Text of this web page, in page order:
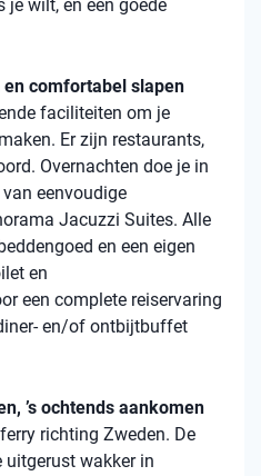
je wilt, en een goede
comfortabel slapen
faciliteiten om je
Er zijn restaurants,
Overnachten doe je in
eenvoudige
Jacuzzi Suites. Alle
en een eigen
en
een complete reiservaring
en/of ontbijtbuffet
’s ochtends aankomen
richting Zweden. De
uitgerust wakker in